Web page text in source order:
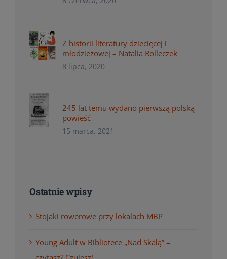
Z historii literatury dziecięcej i
młodzieżowej – Natalia Rolleczek
8 lipca, 2020
245 lat temu wydano pierwszą polską
powieść
15 marca, 2021
Ostatnie wpisy
Stojaki rowerowe przy lokalach MBP
Young Adult w Bibliotece „Nad Skałą” –